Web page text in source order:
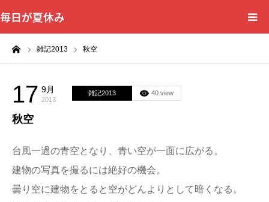
毎日が夏休み
雑記2013 秋空
17 9月
2013
雑記2013 40 view
秋空
台風一過の青空となり、青い空が一面に広がる。
建物の写真を撮るには絶好の機会。
曇り空に建物をとると空がどんよりとして暗くなる。